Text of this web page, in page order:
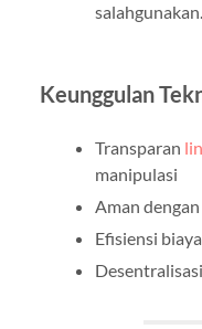
salahgunakan.
Keunggulan
Transparan
manipulasi
Aman
Efisiensi